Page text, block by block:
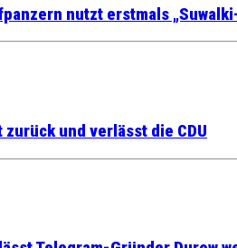
nutzt erstmals
und verlässt die CDU